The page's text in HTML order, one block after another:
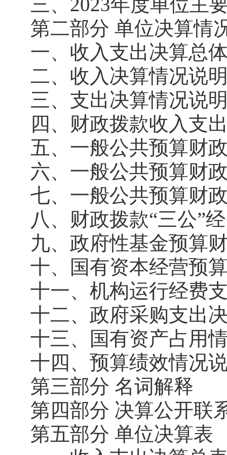
第二部分 单位决算情
一、收入支出决算总
二、收入决算情况说
三、支出决算情况说
四、财政拨款收入支
五、一般公共预算财
六、一般公共预算财
七、一般公共预算财
八、财政拨款“三公”
九、政府性基金预算
十、国有资本经营预
十一、机构运行经费
十二、政府采购支出
十三、国有资产占用
十四、预算绩效情况
第三部分 名词解释
第四部分 决算公开联
第五部分 单位决算表